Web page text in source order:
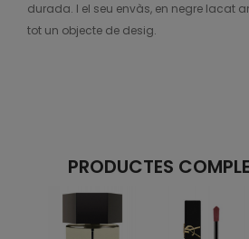
durada. I el seu envàs, en negre lacat
tot un objecte de desig.
PRODUCTES